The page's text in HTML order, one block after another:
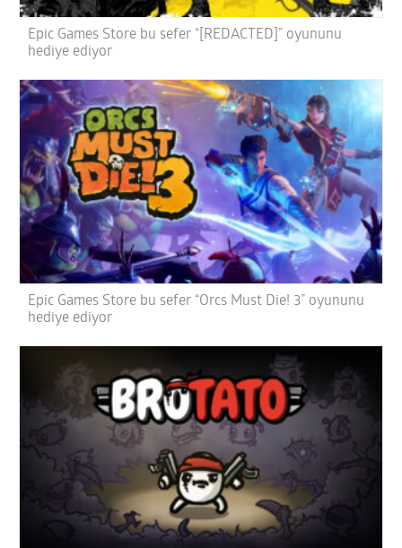
Epic Games Store bu sefer “[REDACTED]” oyununu
hediye ediyor
Epic Games Store bu sefer “Orcs Must Die! 3” oyununu
hediye ediyor